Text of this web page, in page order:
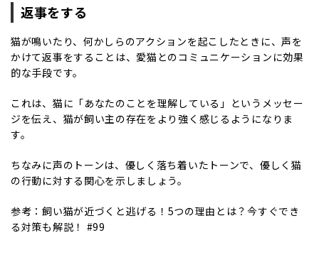
返事をする
猫が鳴いたり、何かしらのアクションを起こしたときに、声を
かけて返事をすることは、愛猫とのコミュニケーションに効果
的な手段です。
これは、猫に「あなたのことを理解している」というメッセー
ジを伝え、猫が飼い主の存在をより強く感じるようになりま
す。
ちなみに声のトーンは、優しく落ち着いたトーンで、優しく猫
の行動に対する関心を示しましょう。
参考：飼い猫が近づくと逃げる！5つの理由とは？今すぐでき
る対策も解説！ #99